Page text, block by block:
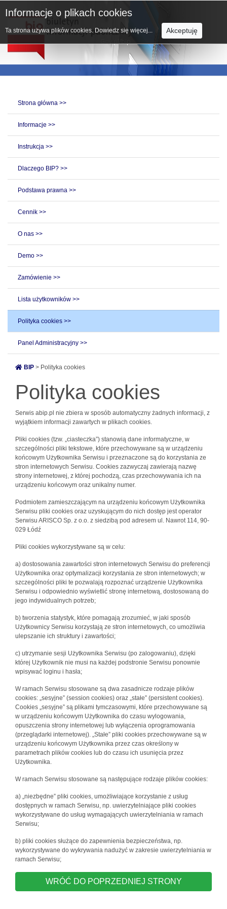
Strona główna >>
Informacje >>
Instrukcja >>
Dlaczego BIP? >>
Podstawa prawna >>
Cennik >>
O nas >>
Demo >>
Zamówienie >>
Lista użytkowników >>
Polityka cookies >>
Panel Administracyjny >>
BIP > Polityka cookies
Polityka cookies
Serwis abip.pl nie zbiera w sposób automatyczny żadnych informacji, z
wyjątkiem informacji zawartych w plikach cookies.
Pliki cookies (tzw. „ciasteczka”) stanowią dane informatyczne, w
szczególności pliki tekstowe, które przechowywane są w urządzeniu
końcowym Użytkownika Serwisu i przeznaczone są do korzystania ze
stron internetowych Serwisu. Cookies zazwyczaj zawierają nazwę
strony internetowej, z której pochodzą, czas przechowywania ich na
urządzeniu końcowym oraz unikalny numer.
Podmiotem zamieszczającym na urządzeniu końcowym Użytkownika
Serwisu pliki cookies oraz uzyskującym do nich dostęp jest operator
Serwisu ARISCO Sp. z o.o. z siedzibą pod adresem ul. Nawrot 114, 90-
029 Łódź
Pliki cookies wykorzystywane są w celu:
a) dostosowania zawartości stron internetowych Serwisu do preferencji
Użytkownika oraz optymalizacji korzystania ze stron internetowych; w
szczególności pliki te pozwalają rozpoznać urządzenie Użytkownika
Serwisu i odpowiednio wyświetlić stronę internetową, dostosowaną do
jego indywidualnych potrzeb;
b) tworzenia statystyk, które pomagają zrozumieć, w jaki sposób
Użytkownicy Serwisu korzystają ze stron internetowych, co umożliwia
ulepszanie ich struktury i zawartości;
c) utrzymanie sesji Użytkownika Serwisu (po zalogowaniu), dzięki
której Użytkownik nie musi na każdej podstronie Serwisu ponownie
wpisywać loginu i hasła;
W ramach Serwisu stosowane są dwa zasadnicze rodzaje plików
cookies: „sesyjne” (session cookies) oraz „stałe” (persistent cookies).
Cookies „sesyjne” są plikami tymczasowymi, które przechowywane są
w urządzeniu końcowym Użytkownika do czasu wylogowania,
opuszczenia strony internetowej lub wyłączenia oprogramowania
(przeglądarki internetowej). „Stałe” pliki cookies przechowywane są w
urządzeniu końcowym Użytkownika przez czas określony w
parametrach plików cookies lub do czasu ich usunięcia przez
Użytkownika.
W ramach Serwisu stosowane są następujące rodzaje plików cookies:
a) „niezbędne” pliki cookies, umożliwiające korzystanie z usług
dostępnych w ramach Serwisu, np. uwierzytelniające pliki cookies
wykorzystywane do usług wymagających uwierzytelniania w ramach
Serwisu;
b) pliki cookies służące do zapewnienia bezpieczeństwa, np.
wykorzystywane do wykrywania nadużyć w zakresie uwierzytelniania w
ramach Serwisu;
WRÓĆ DO POPRZEDNIEJ STRONY
Informacje o plikach cookies
Ta strona używa plików cookies. Dowiedz się więcej... Akceptuję